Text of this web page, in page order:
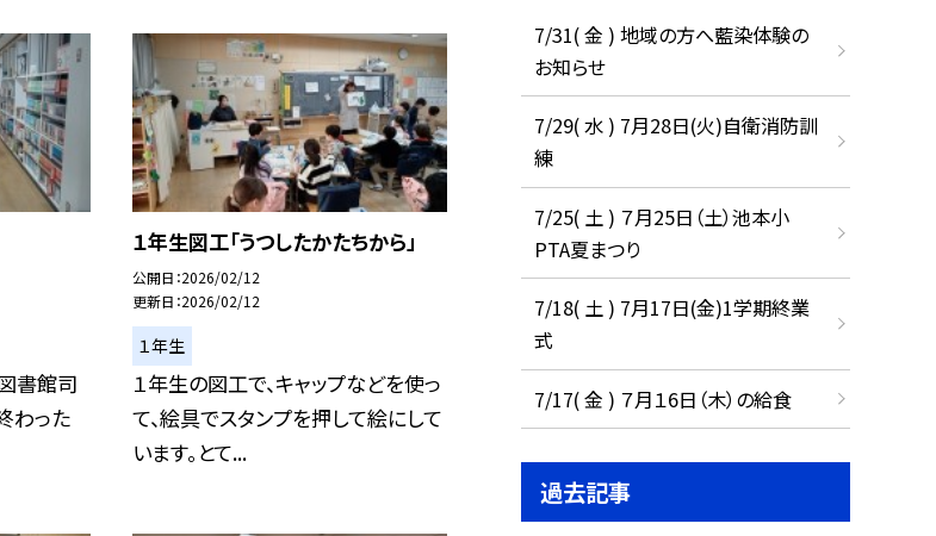
書館司
わった
１年生図工「うつしたかたちから」
公開日 2026/02/12
更新日 2026/02/12
１年生
１年生の図工で、キャップなどを使っ
て、絵具でスタンプを押して絵にして
います。とて...
7/31( 金 ) 地域の方へ藍染体験の
お知らせ
7/29( 水 ) 7月28日(火)自衛消防訓
練
7/25( 土 ) ７月25日（土）池本小
PTA夏まつり
7/18( 土 ) 7月17日(金)1学期終業
式
7/17( 金 ) ７月１6日（木）の給食
過去記事